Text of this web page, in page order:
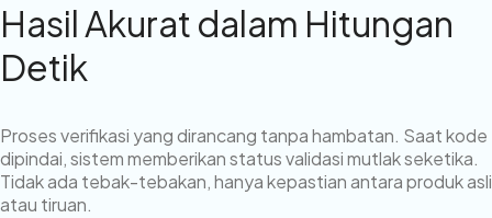
Hasil Akurat dalam Hitungan
Detik
Proses verifikasi yang dirancang tanpa hambatan. Saat kode
dipindai, sistem memberikan status validasi mutlak seketika.
Tidak ada tebak-tebakan, hanya kepastian antara produk asli
atau tiruan.